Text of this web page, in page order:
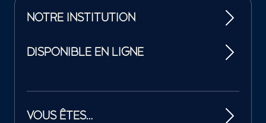
NOTRE INSTITUTION
DISPONIBLE EN LIGNE
VOUS ÊTES…